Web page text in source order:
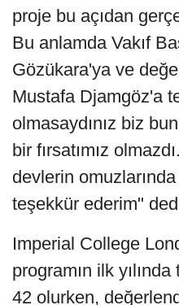
proje bu açıdan
Bu anlamda Vakıf
Gözükara'ya ve
Mustafa Djamgöz'a
olmasaydınız biz
bir fırsatımız
devlerin
teşekkür ederim"
Imperial College
programın ilk
42 olurken,